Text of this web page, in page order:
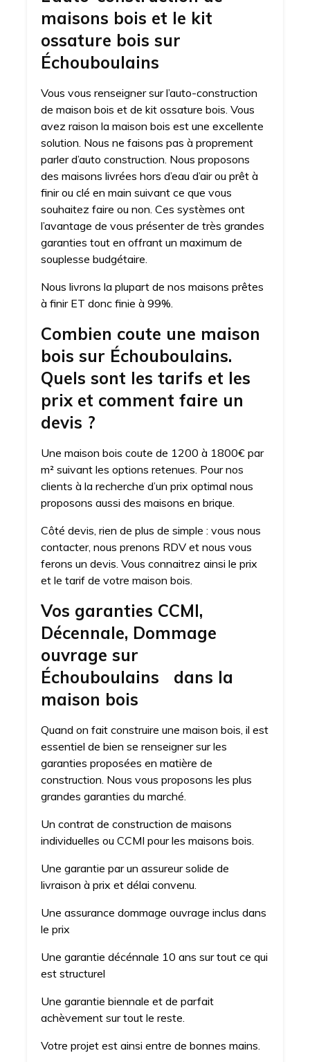
maisons bois et le kit
ossature bois sur
Échouboulains
Vous vous renseigner sur l’auto-construction
de maison bois et de kit ossature bois. Vous
avez raison la maison bois est une excellente
solution. Nous ne faisons pas à proprement
parler d’auto construction. Nous proposons
des maisons livrées hors d’eau d’air ou prêt à
finir ou clé en main suivant ce que vous
souhaitez faire ou non. Ces systèmes ont
l’avantage de vous présenter de très grandes
garanties tout en offrant un maximum de
souplesse budgétaire.
Nous livrons la plupart de nos maisons prêtes
à finir ET donc finie à 99%.
Combien coute une maison
bois sur Échouboulains.
Quels sont les tarifs et les
prix et comment faire un
devis ?
Une maison bois coute de 1200 à 1800€ par
m² suivant les options retenues. Pour nos
clients à la recherche d’un prix optimal nous
proposons aussi des maisons en brique.
Côté devis, rien de plus de simple : vous nous
contacter, nous prenons RDV et nous vous
ferons un devis. Vous connaitrez ainsi le prix
et le tarif de votre maison bois.
Vos garanties CCMI,
Décennale, Dommage
ouvrage sur
Échouboulains dans la
maison bois
Quand on fait construire une maison bois, il est
essentiel de bien se renseigner sur les
garanties proposées en matière de
construction. Nous vous proposons les plus
grandes garanties du marché.
Un contrat de construction de maisons
individuelles ou CCMI pour les maisons bois.
Une garantie par un assureur solide de
livraison à prix et délai convenu.
Une assurance dommage ouvrage inclus dans
le prix
Une garantie décénnale 10 ans sur tout ce qui
est structurel
Une garantie biennale et de parfait
achèvement sur tout le reste.
Votre projet est ainsi entre de bonnes mains.